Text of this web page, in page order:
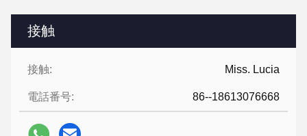
接触
接触: Miss. Lucia
電話番号: 86--18613076668